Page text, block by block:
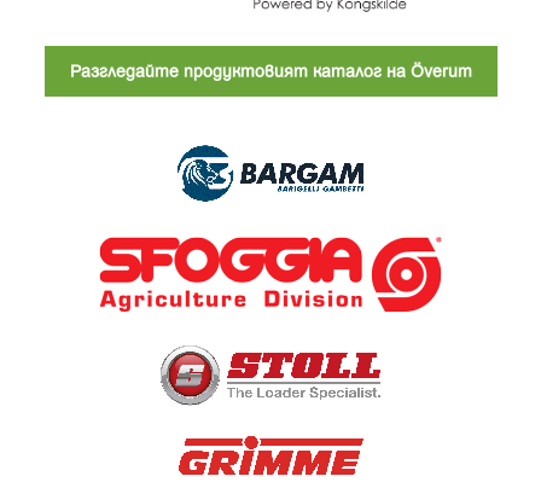
Разгледайте продуктовият каталог на Överum